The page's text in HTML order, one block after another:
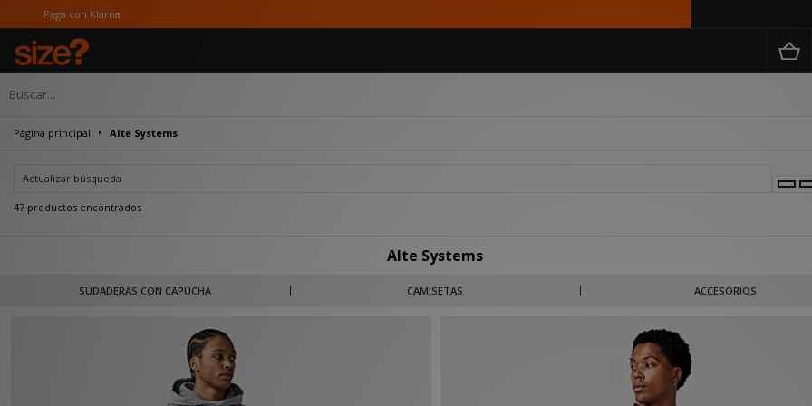
Página principal Alte Systems
Actualizar búsqueda
47 productos encontrados
Alte Systems
SUDADERAS CON CAPUCHA CAMISETAS ACCESORIOS
Alte Systems, exclusiva en size?, adopta un enfoque reflexivo respecto al vestuario cotidiano, en el que la funcionalidad y el diseño contemporáneo se
partes iguales. Caracterizada por una paleta de colores apagados, proporciones holgadas y detalles técnicos cuidadosamente integrados, la colección está